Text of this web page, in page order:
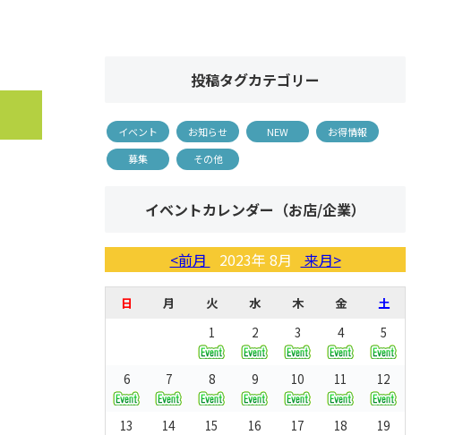
投稿タグカテゴリー
イベント お知らせ NEW
お得情報
募集
その他
イベントカレンダー（お店/企業）
<前月 2023年 8月 来月>
日 月 火 水 木 金
土
1
2 3 4 5
6 7 8 9 10 11 12
13 14 15 16 17 18 19